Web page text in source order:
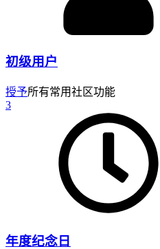
初级用户
授予所有常用社区功能
3
年度纪念日